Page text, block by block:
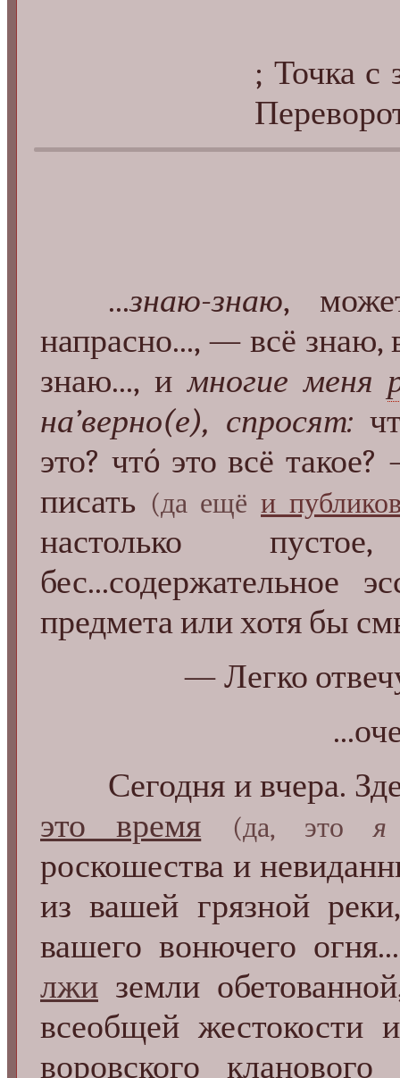
; Точка с
...знаю-знаю,
напрасно..., — всё знаю,
знаю..., имногие меня
на’верно(е), спросят:
это? чтó это всё
писать (да ещёи
настолько
бес...содержательное
предмета или хотя бы
— Легко
Сегодня и вчера.
это время
(да, этоя
роскошества и
из вашей грязной
вашего вонючего
лжи земли
всеобщей жестокости
воровского